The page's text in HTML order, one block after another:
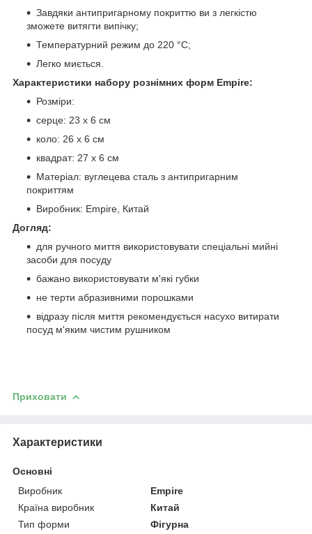
Завдяки антипригарному покриттю ви з легкістю
зможете витягти випічку;
Температурний режим до 220 °C;
Легко миється.
Характеристики набору рознімних форм Empire:
Розміри:
серце: 23 x 6 см
коло: 26 x 6 см
квадрат: 27 x 6 см
Матеріал: вуглецева сталь з антипригарним
покриттям
Виробник: Empire, Китай
Догляд:
для ручного миття використовувати спеціальні мийні
засоби для посуду
бажано використовувати м'які губки
не терти абразивними порошками
відразу після миття рекомендується насухо витирати
посуд м'яким чистим рушником
Приховати
Характеристики
Основні
Виробник
Empire
Країна виробник
Китай
Тип форми
Фігурна